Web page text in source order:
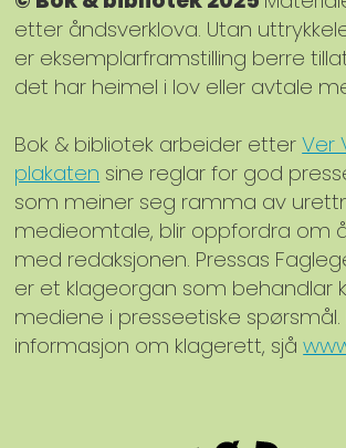
etter åndsverklova. Utan
er eksemplarframstilling berre
det har heimel i lov eller avtale
Bok & bibliotek arbeider etterVer
plakatensine reglar for god
som meiner seg ramma av
medieomtale, blir oppfordra om
med redaksjonen. Pressas
er et klageorgan som behandlar
mediene i presseetiske spørsmål.
informasjon om klagerett, sjå